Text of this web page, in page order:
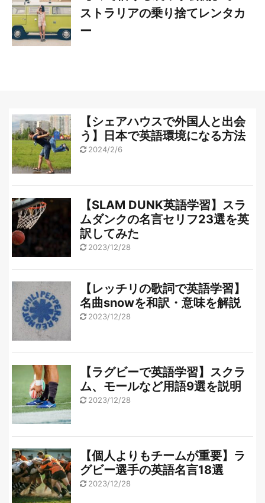
ストラリアの乗り捨てレンタカ
ー
【シェアハウスで外国人と出会
う】日本で英語環境になる方法
2024/2/6
【SLAM DUNK英語学習】スラ
ムダンクの名言セリフ23選を英
訳してみた
2023/12/28
【レッチリの歌詞で英語学習】
名曲snowを和訳・意味を解説
2023/12/28
【ラグビーで英語学習】スクラ
ム、モールなど用語9選を説明
2023/12/28
【個人よりもチームが重要】ラ
グビー選手の英語名言18選
2023/12/28